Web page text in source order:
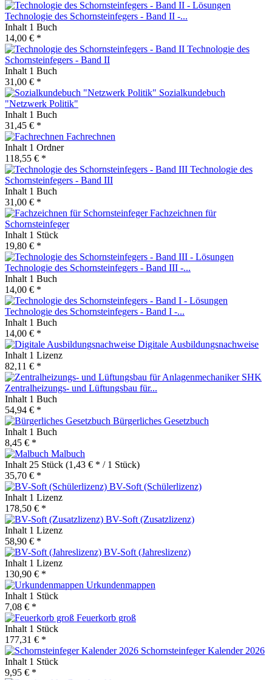
Technologie des Schornsteinfegers - Band II -...
Inhalt 1 Buch
14,00 € *
Technologie des
Schornsteinfegers - Band II
Inhalt 1 Buch
31,00 € *
Sozialkundebuch
"Netzwerk Politik"
Inhalt 1 Buch
31,45 € *
Fachrechnen
Inhalt 1 Ordner
118,55 € *
Technologie des
Schornsteinfegers - Band III
Inhalt 1 Buch
31,00 € *
Fachzeichnen für
Schornsteinfeger
Inhalt 1 Stück
19,80 € *
Technologie des Schornsteinfegers - Band III -...
Inhalt 1 Buch
14,00 € *
Technologie des Schornsteinfegers - Band I -...
Inhalt 1 Buch
14,00 € *
Digitale Ausbildungsnachweise
Inhalt 1 Lizenz
82,11 € *
Zentralheizungs- und Lüftungsbau für...
Inhalt 1 Buch
54,94 € *
Bürgerliches Gesetzbuch
Inhalt 1 Buch
8,45 € *
Malbuch
Inhalt 25 Stück (1,43 € * / 1 Stück)
35,70 € *
BV-Soft (Schülerlizenz)
Inhalt 1 Lizenz
178,50 € *
BV-Soft (Zusatzlizenz)
Inhalt 1 Lizenz
58,90 € *
BV-Soft (Jahreslizenz)
Inhalt 1 Lizenz
130,90 € *
Urkundenmappen
Inhalt 1 Stück
7,08 € *
Feuerkorb groß
Inhalt 1 Stück
177,31 € *
Schornsteinfeger Kalender 2026
Inhalt 1 Stück
9,95 € *